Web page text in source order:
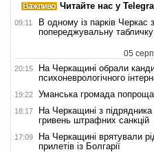
Читайте нас у
09:11
В одному із парків Черкас
попереджувальну табличку
05
20:15
На Черкащині обрали
психоневрологічного
19:22 Уманська громада
18:17
На Черкащині з
гривень штрафних санкцій
17:09
На Черкащині врятували
прилетів із Болгарії